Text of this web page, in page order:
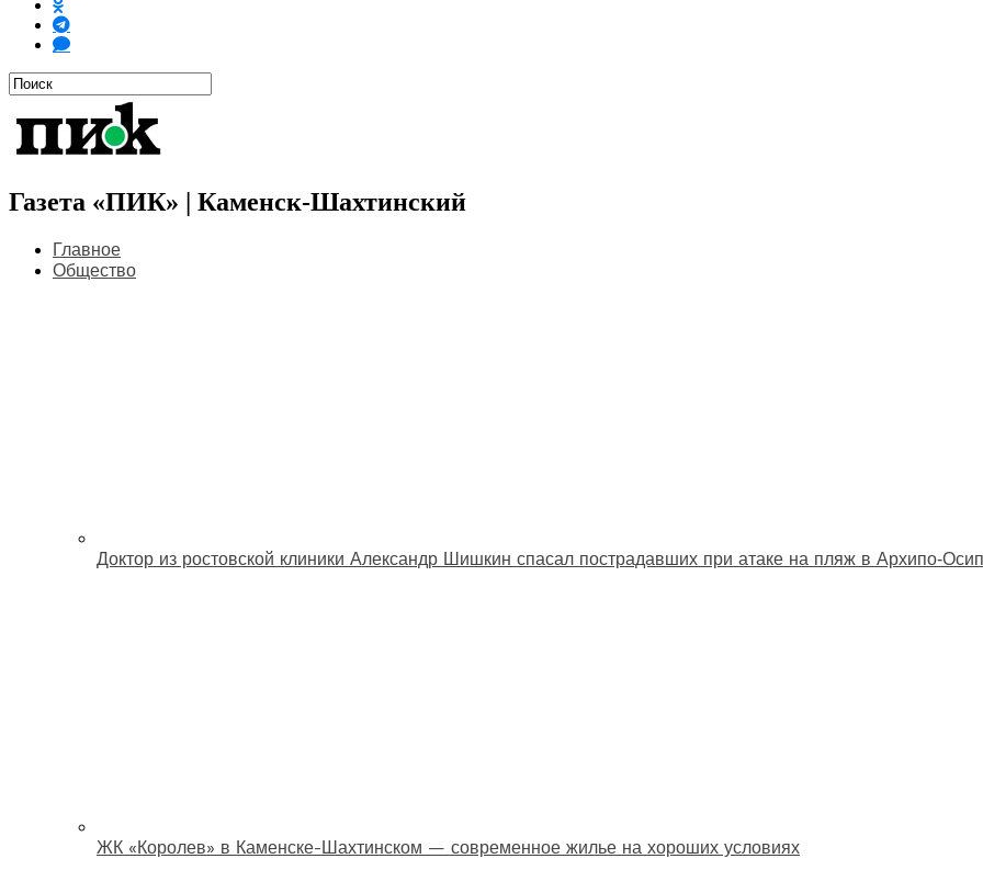
Газета «ПИК» | Каменск-Шахтинский
Главное
Общество
Доктор из ростовской клиники Александр Шишкин спасал пострадавших при атаке на пляж в
ЖК «Королев» в Каменске-Шахтинском — современное жилье на хороших условиях